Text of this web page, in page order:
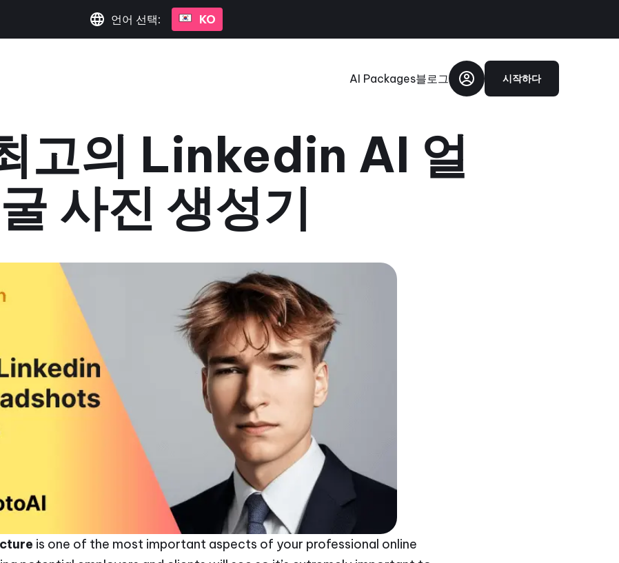
언어 선택: KO
AI Packages블로그 시작하다
고의 Linkedin AI 얼
굴 사진 생성기
is one of the most important aspects of your professional online